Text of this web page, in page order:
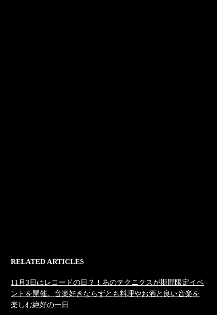
RELATED ARTICLES
11月3日はレコードの日？！あのテクニクスが期間限定イベ
ントを開催。音楽好きならずとも料理やお酒と良い音楽を
楽しむ絶好の一日